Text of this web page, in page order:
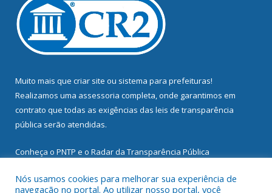
Muito mais que criar site ou sistema para prefeituras!
Realizamos uma assessoria completa, onde garantimos em
contrato que todas as exigências das leis de transparência
pública serão atendidas.
Conheça o PNTP e o Radar da Transparência Pública
Nós usamos cookies para melhorar sua experiência de
navegação no portal. Ao utilizar nosso portal, você